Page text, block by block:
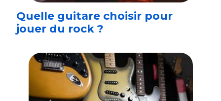
Quelle guitare choisir pour
jouer du rock ?